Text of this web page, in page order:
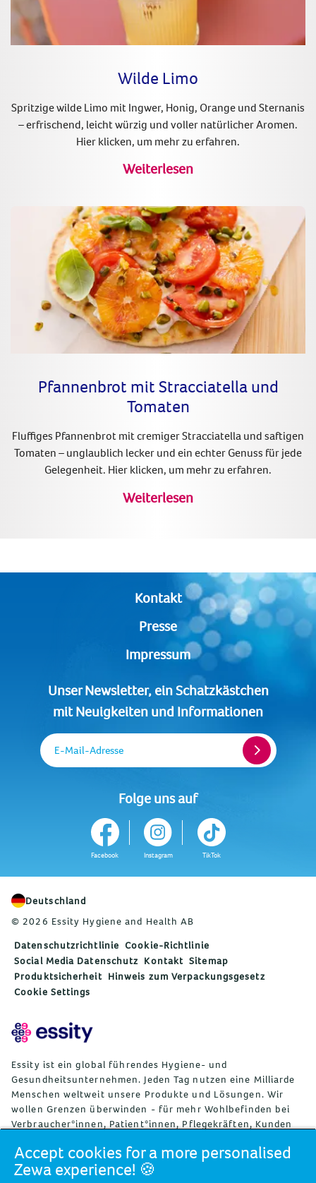
Wilde Limo
Spritzige wilde Limo mit Ingwer, Honig, Orange und Sternanis
– erfrischend, leicht würzig und voller natürlicher Aromen.
Hier klicken, um mehr zu erfahren.
Weiterlesen
Pfannenbrot mit Stracciatella und
Tomaten
Fluffiges Pfannenbrot mit cremiger Stracciatella und saftigen
Tomaten – unglaublich lecker und ein echter Genuss für jede
Gelegenheit. Hier klicken, um mehr zu erfahren.
Weiterlesen
Kontakt
Presse
Impressum
Unser Newsletter, ein Schatzkästchen
mit Neuigkeiten und Informationen
E-Mail-Adresse
Folge uns auf
Facebook Instagram TikTok
Deutschland
© 2026 Essity Hygiene and Health AB
Datenschutzrichtlinie Cookie-Richtlinie
Social Media Datenschutz Kontakt Sitemap
Produktsicherheit Hinweis zum Verpackungsgesetz
Cookie Settings
Essity ist ein global führendes Hygiene- und
Gesundheitsunternehmen. Jeden Tag nutzen eine Milliarde
Menschen weltweit unsere Produkte und Lösungen. Wir
wollen Grenzen überwinden - für mehr Wohlbefinden bei
Verbraucher*innen, Patient*innen, Pflegekräften, Kunden
Lösungen in rund 150 Ländern unter vielen starken
Marken, darunter die Weltmarktführer TENA und Tork, aber
Accept cookies for a more personalised
Zewa experience! 🍪